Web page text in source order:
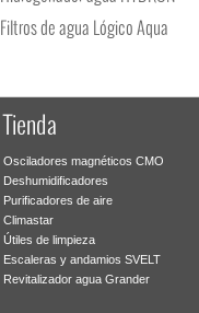
Filtros de agua Lógico Aqua
Tienda
Osciladores magnéticos CMO
Deshumidificadores
Purificadores de aire
Climastar
Útiles de limpieza
Escaleras y andamios SVELT
Revitalizador agua Grander